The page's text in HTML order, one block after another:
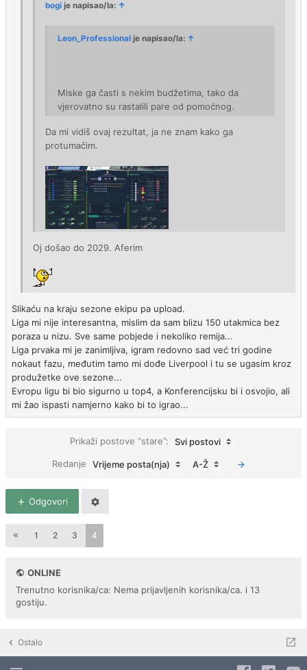
bogi je napisao/la: ↑
Leon_Professional je napisao/la: ↑
Miske ga časti s nekim budžetima, tako da
vjerovatno su rastalili pare od pomoćnog.
Da mi vidiš ovaj rezultat, ja ne znam kako ga
protumačim.
Oj došao do 2029. Aferim
Slikaću na kraju sezone ekipu pa upload.
Liga mi nije interesantna, mislim da sam blizu 150 utakmica bez
poraza u nizu. Sve same pobjede i nekoliko remija...
Liga prvaka mi je zanimljiva, igram redovno sad već tri godine
nokaut fazu, međutim tamo mi dođe Liverpool i tu se ugasim kroz
produžetke ove sezone...
Evropu ligu bi bio sigurno u top4, a Konferencijsku bi i osvojio, ali
mi žao ispasti namjerno kako bi to igrao...
Prikaži postove “stare”:
Svi postovi
Redanje
Vrijeme posta(nja) A-Ž
Odgovori
1 2 3 4
ONLINE
Trenutno korisnika/ca: Nema prijavljenih korisnika/ca. i 13
gostiju.
Ostalo